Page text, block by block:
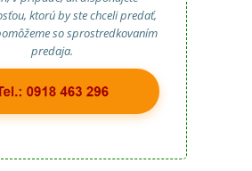
ktorú by ste chceli predať,
so sprostredkovaním
predaja.